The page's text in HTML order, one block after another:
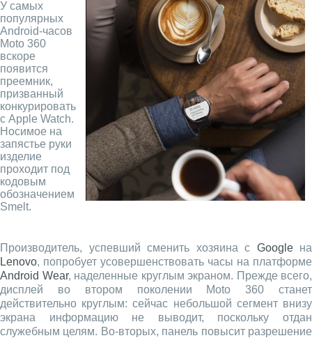
У самых
популярных
Android-часов
Moto 360
вскоре
появится
преемник,
призванный
конкурировать
с Apple Watch.
Носимое на
запястье руки
изделие
проходит под
кодовым
обозначением
Smelt.
Производитель, успевший сменить хозяина с Googleна
Lenovo, попробует усовершенствовать часы на платформе
Android Wear, наделенные круглым экраном. Прежде всего,
дисплей во втором поколении Moto 360 станет
действительно круглым: сейчас небольшой сегмент внизу
экрана информацию не выводит, поскольку отдан
служебным целям. Во-вторых, панель повысит разрешение